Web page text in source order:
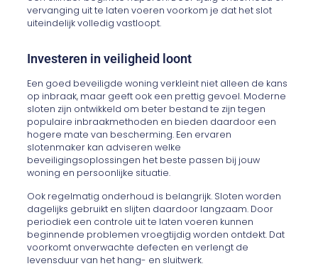
vervanging uit te laten voeren voorkom je dat het slot
uiteindelijk volledig vastloopt.
Investeren in veiligheid loont
Een goed beveiligde woning verkleint niet alleen de kans
op inbraak, maar geeft ook een prettig gevoel. Moderne
sloten zijn ontwikkeld om beter bestand te zijn tegen
populaire inbraakmethoden en bieden daardoor een
hogere mate van bescherming. Een ervaren
slotenmaker kan adviseren welke
beveiligingsoplossingen het beste passen bij jouw
woning en persoonlijke situatie.
Ook regelmatig onderhoud is belangrijk. Sloten worden
dagelijks gebruikt en slijten daardoor langzaam. Door
periodiek een controle uit te laten voeren kunnen
beginnende problemen vroegtijdig worden ontdekt. Dat
voorkomt onverwachte defecten en verlengt de
levensduur van het hang- en sluitwerk.